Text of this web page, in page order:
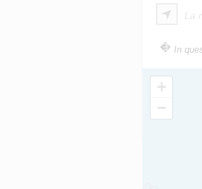
La
In
+
−